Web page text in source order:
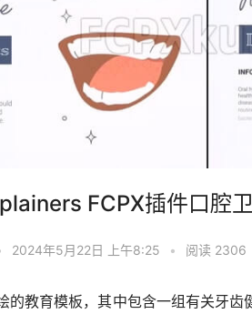
FCPX插件口腔
2024年5月22日 上午8:25 • 阅读 2306
的教育模板，其中包含一组有关牙